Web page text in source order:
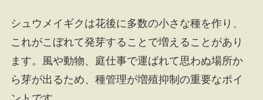
シュウメイギクは花後に多数の小さな種を作り、
これがこぼれて発芽することで増えることがあり
ます。風や動物、庭仕事で運ばれて思わぬ場所か
ら芽が出るため、種管理が増殖抑制の重要なポイ